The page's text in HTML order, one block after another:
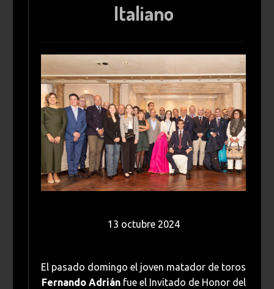
Italiano
13 octubre 2024
El pasado domingo el joven matador de toros
Fernando Adriánfue el Invitado de Honor del